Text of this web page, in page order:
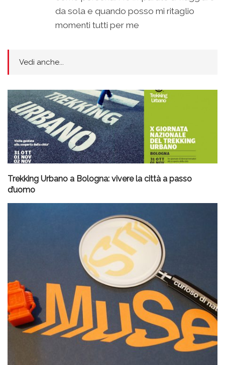
da sola e quando posso mi ritaglio
momenti tutti per me
Vedi anche...
Trekking Urbano a Bologna: vivere la città a passo
d’uomo